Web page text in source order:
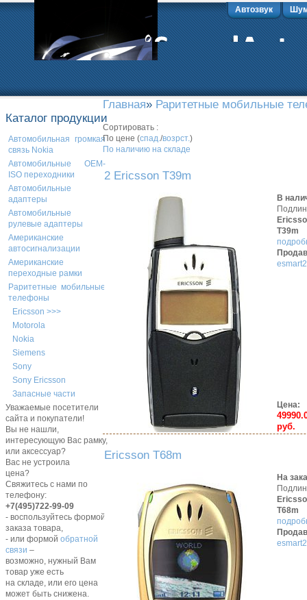
Автозвук
Каталог продукции
Автомобильная громкая
связь Nokia
Автомобильные OEM-
ISO переходники
Автомобильные
адаптеры
Автомобильные
рулевые адаптеры
Американские
автосигнализации
Американские
переходные рамки
Раритетные мобильные
телефоны
Ericsson >>>
Motorola
Nokia
Siemens
Sony
Sony Ericsson
Запасные части
Уважаемые посетители
сайта и покупатели!
Вы не нашли,
интересующую Вас рамку,
или аксессуар?
Вас не устроила
цена?
Свяжитесь с нами по
телефону:
+7(495)722-99-09
- воспользуйтесь формой
заказа товара,
- или формой обратной
связи –
возможно, нужный Вам
товар уже есть
на складе, или его цена
может быть снижена.
Главная» Раритетные мобильные
Сортировать :
По цене (спад./возрст.)
По наличию на складе
2 Ericsson T39m
В
T39m
esmart2
Цена:
руб.
Ericsson T68m
На
T68m
esmart2